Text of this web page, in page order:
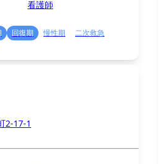
看護師
回復期 慢性期
二次救急
2-17-1